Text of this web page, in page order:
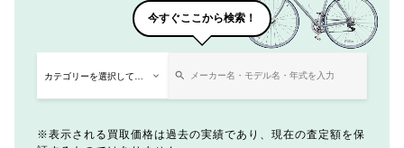
今すぐここから検索！
表示される買取価格は過去の実績であり、現在の査定額を保